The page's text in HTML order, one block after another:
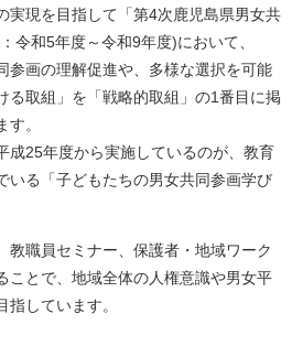
実現を目指して「第4次鹿児島県男女共
令和5年度～令和9年度)において、
参画の理解促進や、多様な選択を可能
る取組」を「戦略的取組」の1番目に掲
。
成25年度から実施しているのが、教育
いる「子どもたちの男女共同参画学び
教職員セミナー、保護者・地域ワーク
ことで、地域全体の人権意識や男女平
しています。